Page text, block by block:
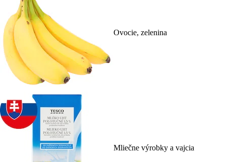
Ovocie, zelenina
Mliečne výrobky a vajcia